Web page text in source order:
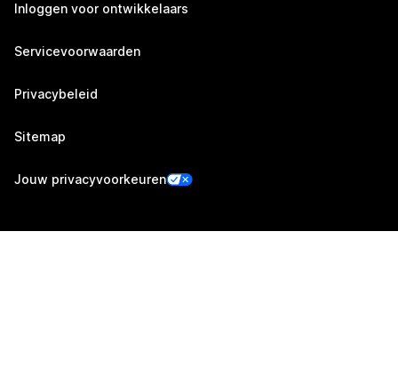
Inloggen voor ontwikkelaars
Servicevoorwaarden
Privacybeleid
Sitemap
Jouw privacyvoorkeuren